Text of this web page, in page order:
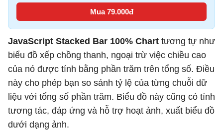
Mua 79.000đ
JavaScript Stacked Bar 100% Chart tương tự như
biểu đồ xếp chồng thanh, ngoại trừ việc chiều cao
của nó được tính bằng phần trăm trên tổng số. Điều
này cho phép bạn so sánh tỷ lệ của từng chuỗi dữ
liệu với tổng số phần trăm. Biểu đồ này cũng có tính
tương tác, đáp ứng và hỗ trợ hoạt ảnh, xuất biểu đồ
dưới dạng ảnh.